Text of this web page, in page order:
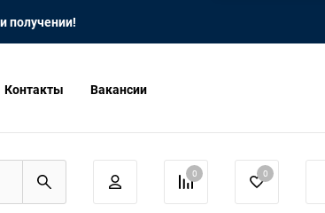
получении!
Контакты Вакансии
0 0